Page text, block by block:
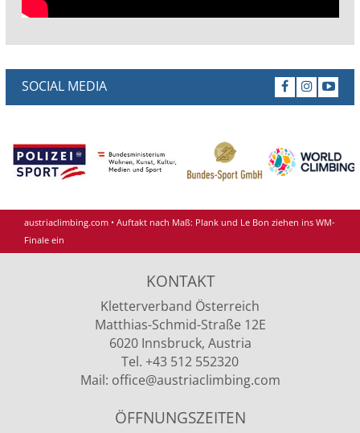
SOCIAL MEDIA
austriaclimbing.com • Auftakt nach Maß: Plank und Le Bon ziehen ins WM-
Finale ein
KONTAKT
Kletterverband Österreich
Matthias-Schmid-Straße 12E
6020 Innsbruck, Austria
Tel. +43 512 552320
Mail: office@austriaclimbing.com
ÖFFNUNGSZEITEN